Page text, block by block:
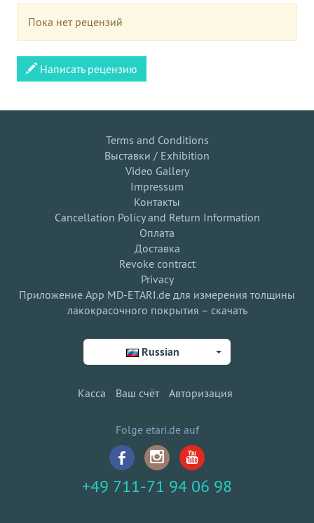
Пока нет рецензий
Написать рецензию
Terms and Conditions
Выставки / Exhibition
Video Gallery
Impressum
Контакты
Cancellation Policy and Return Information
Оплата
Доставка
Revoke contract
Privacy
Приложение App MD-ETARI.de для измерения толщины
лакокрасочного покрытия – скачать
Russian
Касса Ваш счёт Авторизация
Folge etari.de auf
+49 711-71 94 06 98